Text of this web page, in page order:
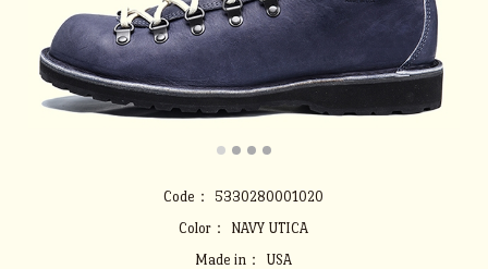
Code：
5330280001020
Color：
NAVY UTICA
Made in：
USA